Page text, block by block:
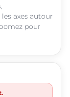
axes autour
pour